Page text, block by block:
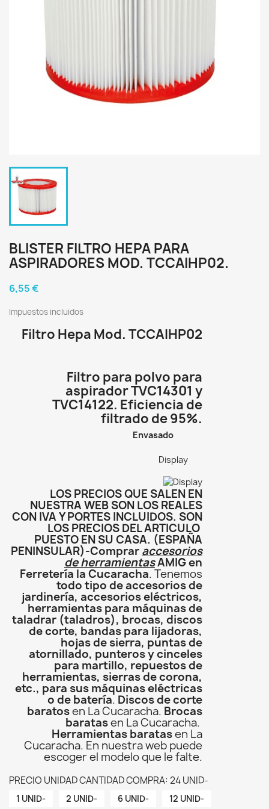
BLISTER FILTRO HEPA PARA
ASPIRADORES MOD. TCCAIHP02.
6,55 €
Impuestos incluidos
Filtro Hepa Mod. TCCAIHP02
Filtro para polvo para
aspirador TVC14301 y
TVC14122. Eficiencia de
filtrado de 95%.
Envasado
Display
LOS PRECIOS QUE SALEN EN
NUESTRA WEB SON LOS REALES
CON IVA Y PORTES INCLUIDOS. SON
LOS PRECIOS DEL ARTICULO
PUESTO EN SU CASA. (ESPAÑA
PENINSULAR)-Comprar accesorios
de herramientasAMIG en
Ferretería la Cucaracha. Tenemos
todo tipo de accesorios de
jardinería, accesorios eléctricos,
herramientas para máquinas de
taladrar (taladros), brocas, discos
de corte, bandas para lijadoras,
hojas de sierra, puntas de
atornillado, punteros y cinceles
para martillo, repuestos de
herramientas, sierras de corona,
etc., para sus máquinas eléctricas
o de batería. Discos de corte
baratosen La Cucaracha. Brocas
baratasen La Cucaracha.
Herramientas baratasen La
Cucaracha. En nuestra web puede
escoger el modelo que le falte.
PRECIO UNIDAD CANTIDAD COMPRA: 24 UNID-
1 UNID- 2 UNID- 6 UNID- 12 UNID-